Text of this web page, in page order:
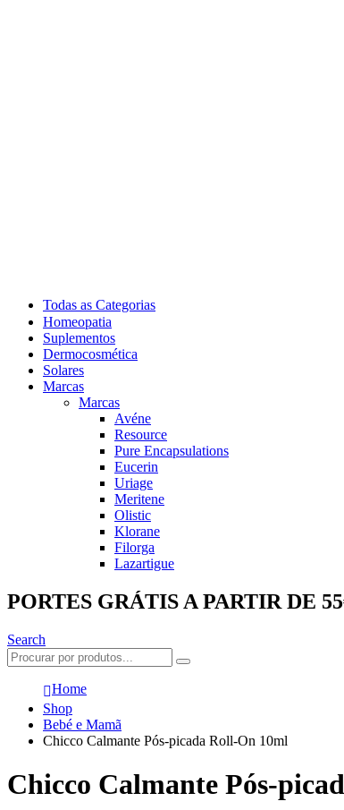
Todas as Categorias
Homeopatia
Suplementos
Dermocosmética
Solares
Marcas
Marcas
Avéne
Resource
Pure Encapsulations
Eucerin
Uriage
Meritene
Olistic
Klorane
Filorga
Lazartigue
PORTES GRÁTIS A PARTIR DE
Search
Home
Shop
Bebé e Mamã
Chicco Calmante Pós-picada Roll-On 10ml
Chicco Calmante Pós-